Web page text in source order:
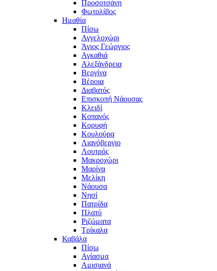
Προσοτσάνη
Φωτολίβος
Ημαθία
Πίσω
Αγγελοχώρι
Άγιος Γεώργιος
Αγκαθιά
Αλεξάνδρεια
Βεργίνα
Βέροια
Διαβατός
Επισκοπή Νάουσας
Κλειδί
Κοπανός
Κορυφή
Κουλούρα
Λιανόβεργιο
Λουτρός
Μακροχώρι
Μαρίνα
Μελίκη
Νάουσα
Νησί
Πατρίδα
Πλατύ
Ριζώματα
Τρίκαλα
Καβάλα
Πίσω
Αγίασμα
Αμισιανά